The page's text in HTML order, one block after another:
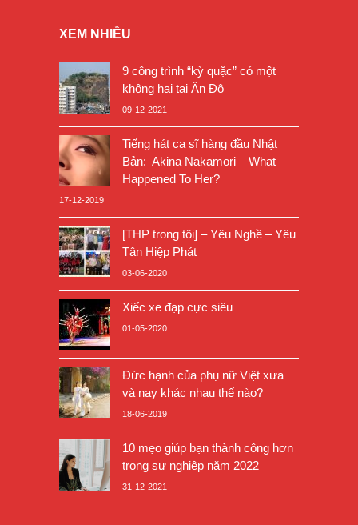
XEM NHIỀU
9 công trình “kỳ quặc” có một
không hai tại Ấn Độ
09-12-2021
Tiếng hát ca sĩ hàng đầu Nhật
Bản: Akina Nakamori – What
Happened To Her?
17-12-2019
[THP trong tôi] – Yêu Nghề – Yêu
Tân Hiệp Phát
03-06-2020
Xiếc xe đạp cực siêu
01-05-2020
Đức hạnh của phụ nữ Việt xưa
và nay khác nhau thế nào?
18-06-2019
10 mẹo giúp bạn thành công hơn
trong sự nghiệp năm 2022
31-12-2021